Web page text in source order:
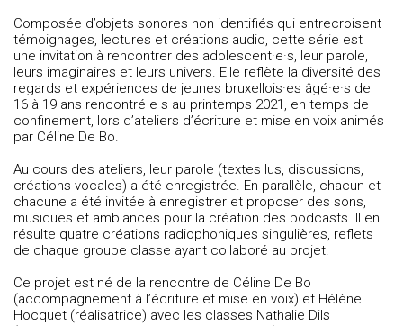
Composée d’objets sonores non identifiés qui entrecroisent
témoignages, lectures et créations audio, cette série est
une invitation à rencontrer des adolescent·e·s, leur parole,
leurs imaginaires et leurs univers. Elle reflète la diversité des
regards et expériences de jeunes bruxellois·es âgé·e·s de
16 à 19 ans rencontré·e·s au printemps 2021, en temps de
confinement, lors d’ateliers d’écriture et mise en voix animés
par Céline De Bo.
Au cours des ateliers, leur parole (textes lus, discussions,
créations vocales) a été enregistrée. En parallèle, chacun et
chacune a été invitée à enregistrer et proposer des sons,
musiques et ambiances pour la création des podcasts. Il en
résulte quatre créations radiophoniques singulières, reflets
de chaque groupe classe ayant collaboré au projet.
Ce projet est né de la rencontre de Céline De Bo
(accompagnement à l’écriture et mise en voix) et Hélène
Hocquet (réalisatrice) avec les classes Nathalie Dils